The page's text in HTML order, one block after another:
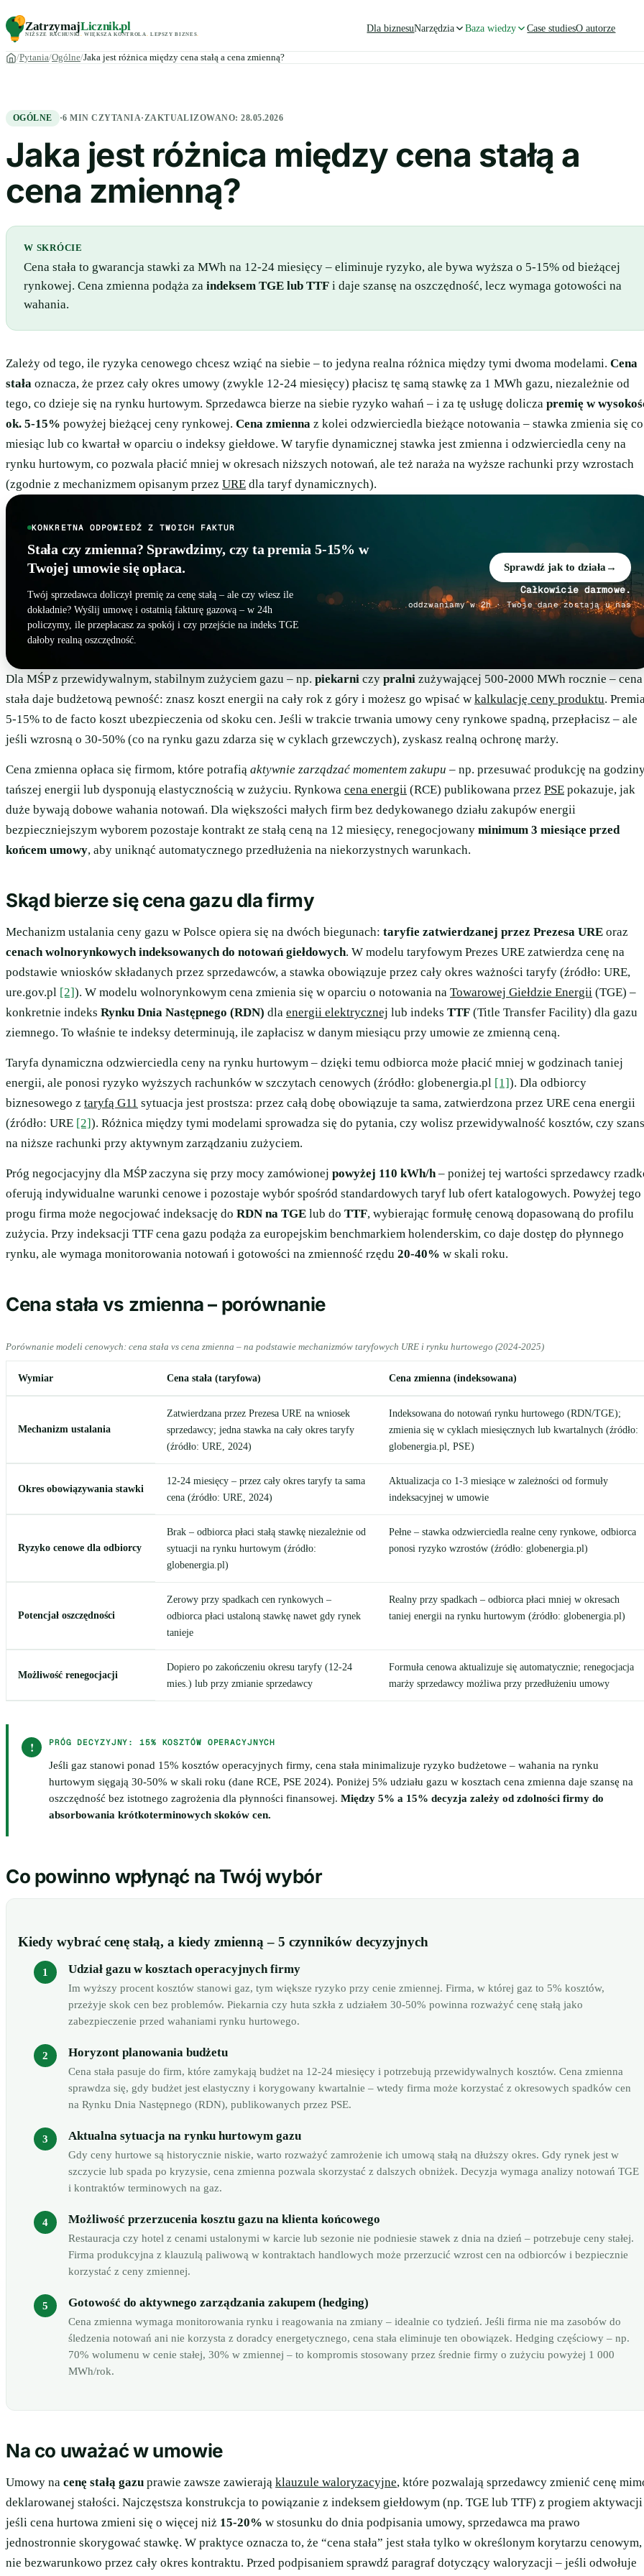
ZatrzymajLicznik.pl
NIŻSZE RACHUNKI WIĘKSZA KONTROLA LEPSZY BIZNES
Dla biznesuNarzędzia Baza wiedzy Case studiesO autorze
Pytania Ogólne Jaka jest różnica między cena stałą a cena zmienną?
OGÓLNE ·6 MIN CZYTANIA·ZAKTUALIZOWANO:28.05.2026
Jaka jest różnica między cena stałą a
cena zmienną?
W SKRÓCIE
Cena stała to gwarancja stawki za MWh na 12-24 miesięcy – eliminuje ryzyko, ale bywa wyższa o 5-15% od bieżącej
rynkowej. Cena zmienna podąża za indeksem TGE lub TTF i daje szansę na oszczędność, lecz wymaga gotowości na
wahania.
Zależy od tego, ile ryzyka cenowego chcesz wziąć na siebie – to jedyna realna różnica między tymi dwoma modelami. Cena
stała oznacza, że przez cały okres umowy (zwykle 12-24 miesięcy) płacisz tę samą stawkę za 1 MWh gazu, niezależnie od
tego, co dzieje się na rynku hurtowym. Sprzedawca bierze na siebie ryzyko wahań – i za tę usługę dolicza premię w
ok. 5-15% powyżej bieżącej ceny rynkowej. Cena zmienna z kolei odzwierciedla bieżące notowania – stawka zmienia się co
miesiąc lub co kwartał w oparciu o indeksy giełdowe. W taryfie dynamicznej stawka jest zmienna i odzwierciedla ceny na
rynku hurtowym, co pozwala płacić mniej w okresach niższych notowań, ale też naraża na wyższe rachunki przy wzrostach
(zgodnie z mechanizmem opisanym przez URE dla taryf dynamicznych).
KONKRETNA ODPOWIEDŹ Z TWOICH FAKTUR
Stała czy zmienna? Sprawdzimy, czy ta premia 5-15% w
Twojej umowie się opłaca.
Twój sprzedawca doliczył premię za cenę stałą – ale czy wiesz ile
dokładnie? Wyślij umowę i ostatnią fakturę gazową – w 24h
policzymy, ile przepłacasz za spokój i czy przejście na indeks TGE
dałoby realną oszczędność.
Sprawdź jak to działa →
Całkowicie darmowe.
oddzwaniamy w 2h · Twoje dane zostają u nas
Dla MŚP z przewidywalnym, stabilnym zużyciem gazu – np. piekarni czy pralni zużywającej 500-2000 MWh rocznie – cena
stała daje budżetową pewność: znasz koszt energii na cały rok z góry i możesz go wpisać w kalkulację ceny produktu.
5-15% to de facto koszt ubezpieczenia od skoku cen. Jeśli w trakcie trwania umowy ceny rynkowe spadną, przepłacisz – ale
jeśli wzrosną o 30-50% (co na rynku gazu zdarza się w cyklach grzewczych), zyskasz realną ochronę marży.
Cena zmienna opłaca się firmom, które potrafią aktywnie zarządzać momentem zakupu – np. przesuwać produkcję na
tańszej energii lub dysponują elastycznością w zużyciu. Rynkowa cena energii (RCE) publikowana przez PSE pokazuje, jak
duże bywają dobowe wahania notowań. Dla większości małych firm bez dedykowanego działu zakupów energii
bezpieczniejszym wyborem pozostaje kontrakt ze stałą ceną na 12 miesięcy, renegocjowany minimum 3 miesiące przed
końcem umowy, aby uniknąć automatycznego przedłużenia na niekorzystnych warunkach.
Skąd bierze się cena gazu dla firmy
Mechanizm ustalania ceny gazu w Polsce opiera się na dwóch biegunach: taryfie zatwierdzanej przez Prezesa URE oraz
cenach wolnorynkowych indeksowanych do notowań giełdowych. W modelu taryfowym Prezes URE zatwierdza cenę na
podstawie wniosków składanych przez sprzedawców, a stawka obowiązuje przez cały okres ważności taryfy (źródło: URE,
ure.gov.pl [2]). W modelu wolnorynkowym cena zmienia się w oparciu o notowania na Towarowej Giełdzie Energii (TGE) –
konkretnie indeks Rynku Dnia Następnego (RDN) dla energii elektrycznej lub indeks TTF (Title Transfer Facility) dla gazu
ziemnego. To właśnie te indeksy determinują, ile zapłacisz w danym miesiącu przy umowie ze zmienną ceną.
Taryfa dynamiczna odzwierciedla ceny na rynku hurtowym – dzięki temu odbiorca może płacić mniej w godzinach taniej
energii, ale ponosi ryzyko wyższych rachunków w szczytach cenowych (źródło: globenergia.pl [1]). Dla odbiorcy
biznesowego z taryfą G11 sytuacja jest prostsza: przez całą dobę obowiązuje ta sama, zatwierdzona przez URE cena energii
(źródło: URE [2]). Różnica między tymi modelami sprowadza się do pytania, czy wolisz przewidywalność kosztów, czy
na niższe rachunki przy aktywnym zarządzaniu zużyciem.
Próg negocjacyjny dla MŚP zaczyna się przy mocy zamówionej powyżej 110 kWh/h– poniżej tej wartości sprzedawcy
oferują indywidualne warunki cenowe i pozostaje wybór spośród standardowych taryf lub ofert katalogowych. Powyżej tego
progu firma może negocjować indeksację do RDN na TGE lub do TTF, wybierając formułę cenową dopasowaną do profilu
zużycia. Przy indeksacji TTF cena gazu podąża za europejskim benchmarkiem holenderskim, co daje dostęp do płynnego
rynku, ale wymaga monitorowania notowań i gotowości na zmienność rzędu 20-40% w skali roku.
Cena stała vs zmienna – porównanie
Porównanie modeli cenowych: cena stała vs cena zmienna – na podstawie mechanizmów taryfowych URE i rynku hurtowego (2024-2025)
Wymiar Cena stała (taryfowa) Cena zmienna (indeksowana)
Mechanizm ustalania
Zatwierdzana przez Prezesa URE na wniosek
sprzedawcy; jedna stawka na cały okres taryfy
(źródło: URE, 2024)
Indeksowana do notowań rynku hurtowego (RDN/TGE);
zmienia się w cyklach miesięcznych lub kwartalnych (źródło:
globenergia.pl, PSE)
Okres obowiązywania stawki
12-24 miesięcy – przez cały okres taryfy ta sama
cena (źródło: URE, 2024)
Aktualizacja co 1-3 miesiące w zależności od formuły
indeksacyjnej w umowie
Ryzyko cenowe dla odbiorcy
Brak – odbiorca płaci stałą stawkę niezależnie od
sytuacji na rynku hurtowym (źródło:
globenergia.pl)
Pełne – stawka odzwierciedla realne ceny rynkowe, odbiorca
ponosi ryzyko wzrostów (źródło: globenergia.pl)
Potencjał oszczędności
Zerowy przy spadkach cen rynkowych –
odbiorca płaci ustaloną stawkę nawet gdy rynek
tanieje
Realny przy spadkach – odbiorca płaci mniej w okresach
taniej energii na rynku hurtowym (źródło: globenergia.pl)
Możliwość renegocjacji
Dopiero po zakończeniu okresu taryfy (12-24
mies.) lub przy zmianie sprzedawcy
Formuła cenowa aktualizuje się automatycznie; renegocjacja
marży sprzedawcy możliwa przy przedłużeniu umowy
! PRÓG DECYZYJNY: 15% KOSZTÓW OPERACYJNYCH
Jeśli gaz stanowi ponad 15% kosztów operacyjnych firmy, cena stała minimalizuje ryzyko budżetowe – wahania na rynku
hurtowym sięgają 30-50% w skali roku (dane RCE, PSE 2024). Poniżej 5% udziału gazu w kosztach cena zmienna daje szansę na
oszczędność bez istotnego zagrożenia dla płynności finansowej. Między 5% a 15% decyzja zależy od zdolności firmy do
absorbowania krótkoterminowych skoków cen.
Co powinno wpłynąć na Twój wybór
Kiedy wybrać cenę stałą, a kiedy zmienną – 5 czynników decyzyjnych
Udział gazu w kosztach operacyjnych firmy
Im wyższy procent kosztów stanowi gaz, tym większe ryzyko przy cenie zmiennej. Firma, w której gaz to 5% kosztów,
przeżyje skok cen bez problemów. Piekarnia czy huta szkła z udziałem 30-50% powinna rozważyć cenę stałą jako
zabezpieczenie przed wahaniami rynku hurtowego.
Horyzont planowania budżetu
Cena stała pasuje do firm, które zamykają budżet na 12-24 miesięcy i potrzebują przewidywalnych kosztów. Cena zmienna
sprawdza się, gdy budżet jest elastyczny i korygowany kwartalnie – wtedy firma może korzystać z okresowych spadków cen
na Rynku Dnia Następnego (RDN), publikowanych przez PSE.
Aktualna sytuacja na rynku hurtowym gazu
Gdy ceny hurtowe są historycznie niskie, warto rozważyć zamrożenie ich umową stałą na dłuższy okres. Gdy rynek jest w
szczycie lub spada po kryzysie, cena zmienna pozwala skorzystać z dalszych obniżek. Decyzja wymaga analizy notowań TGE
i kontraktów terminowych na gaz.
Możliwość przerzucenia kosztu gazu na klienta końcowego
Restauracja czy hotel z cenami ustalonymi w karcie lub sezonie nie podniesie stawek z dnia na dzień – potrzebuje ceny stałej.
Firma produkcyjna z klauzulą paliwową w kontraktach handlowych może przerzucić wzrost cen na odbiorców i bezpiecznie
korzystać z ceny zmiennej.
Gotowość do aktywnego zarządzania zakupem (hedging)
Cena zmienna wymaga monitorowania rynku i reagowania na zmiany – idealnie co tydzień. Jeśli firma nie ma zasobów do
śledzenia notowań ani nie korzysta z doradcy energetycznego, cena stała eliminuje ten obowiązek. Hedging częściowy – np.
70% wolumenu w cenie stałej, 30% w zmiennej – to kompromis stosowany przez średnie firmy o zużyciu powyżej 1 000
MWh/rok.
Na co uważać w umowie
Umowy na cenę stałą gazu prawie zawsze zawierają klauzule waloryzacyjne, które pozwalają sprzedawcy zmienić cenę
deklarowanej stałości. Najczęstsza konstrukcja to powiązanie z indeksem giełdowym (np. TGE lub TTF) z progiem
jeśli cena hurtowa zmieni się o więcej niż 15-20% w stosunku do dnia podpisania umowy, sprzedawca ma prawo
jednostronnie skorygować stawkę. W praktyce oznacza to, że “cena stała” jest stała tylko w określonym korytarzu cenowym,
nie bezwarunkowo przez cały okres kontraktu. Przed podpisaniem sprawdź paragraf dotyczący waloryzacji – jeśli odwołuje